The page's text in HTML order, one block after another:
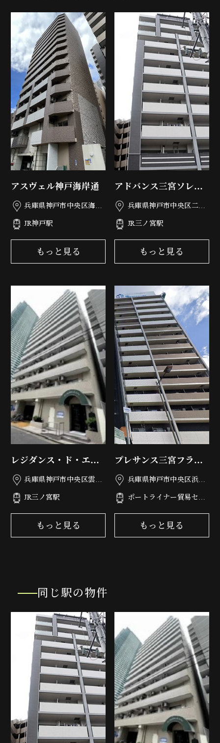
アスヴェル神戸海岸通
兵庫県神戸市中央区海岸
JR神戸駅
もっと見る
アドバンス三宮ソレイ
ユ 兵庫県神戸市中央区二宮
JR三ノ宮駅
もっと見る
レジダンス・ド・エリ
ール兵庫県神戸市中央区雲井
JR三ノ宮駅
もっと見る
プレサンス三宮フラワ
ーロード
兵庫県神戸市中央区浜辺
ポートライナー貿易セン
もっと見る
同じ駅の物件